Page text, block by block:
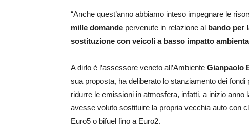
“Anche quest’anno abbiamo inteso impegnare le
mille domande pervenute in relazione al bando per
sostituzione con veicoli a basso impatto
A dirlo è l’assessore veneto all’Ambiente Gianpaolo
sua proposta, ha deliberato lo stanziamento dei fondi
ridurre le emissioni in atmosfera, infatti, a inizio
avesse voluto sostituire la propria vecchia auto con
Euro5 o bifuel fino a Euro2.